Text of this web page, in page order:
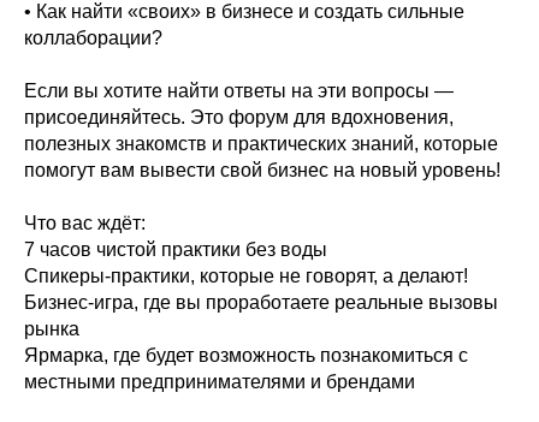
• Как найти «своих» в бизнесе и создать сильные
коллаборации?
Если вы хотите найти ответы на эти вопросы —
присоединяйтесь. Это форум для вдохновения,
полезных знакомств и практических знаний, которые
помогут вам вывести свой бизнес на новый уровень!
Что вас ждёт:
7 часов чистой практики без воды
Спикеры-практики, которые не говорят, а делают!
Бизнес-игра, где вы проработаете реальные вызовы
рынка
Ярмарка, где будет возможность познакомиться с
местными предпринимателями и брендами